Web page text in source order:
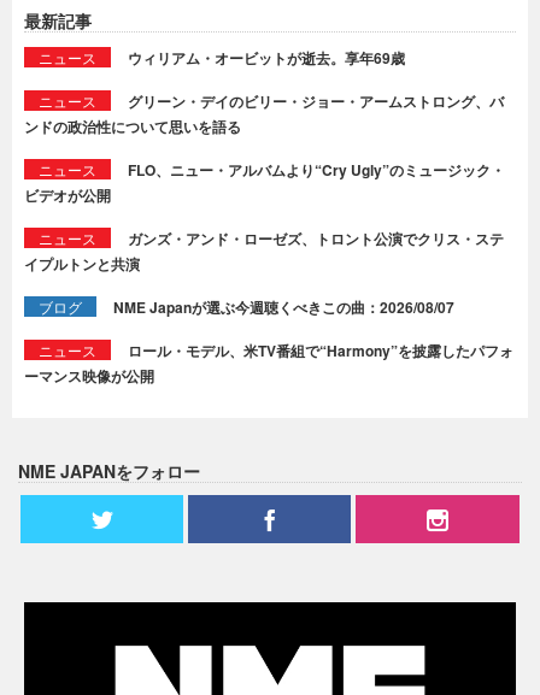
最新記事
ニュース ウィリアム・オービットが逝去。享年69歳
ニュース
グリーン・デイのビリー・ジョー・アームストロング、バ
ンドの政治性について思いを語る
ニュース
FLO、ニュー・アルバムより“Cry Ugly”のミュージック・
ビデオが公開
ニュース
ガンズ・アンド・ローゼズ、トロント公演でクリス・ステ
イプルトンと共演
ブログ NME Japanが選ぶ今週聴くべきこの曲：2026/08/07
ニュース
ロール・モデル、米TV番組で“Harmony”を披露したパフォ
ーマンス映像が公開
NME JAPANをフォロー